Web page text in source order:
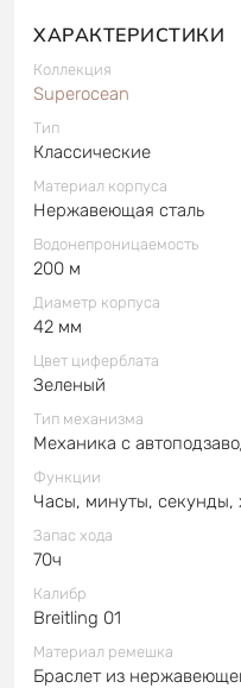
ХАРАКТЕРИСТИКИ
Коллекция
Superocean
Тип
Классические
Материал корпуса
Нержавеющая сталь
Водонепроницаемость
200 м
Диаметр корпуса
42 мм
Цвет циферблата
Зеленый
Тип механизма
Механика с
Функции
Часы, минуты, секунды,
Запас хода
70ч
Калибр
Breitling 01
Материал ремешка
Браслет из